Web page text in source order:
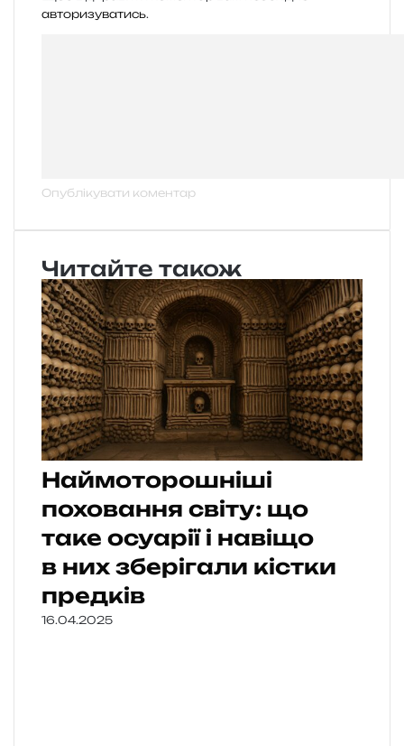
авторизуватись.
Читайте також
Наймоторошніші
поховання світу: що
таке осуарії і навіщо
в них зберігали кістки
предків
16.04.2025